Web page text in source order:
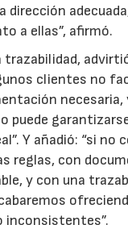
dirección
a ellas”, afirmó.
trazabilidad,
clientes no
necesaria,
puede
Y añadió: “si no
reglas, con
y con una
inconsistentes”.